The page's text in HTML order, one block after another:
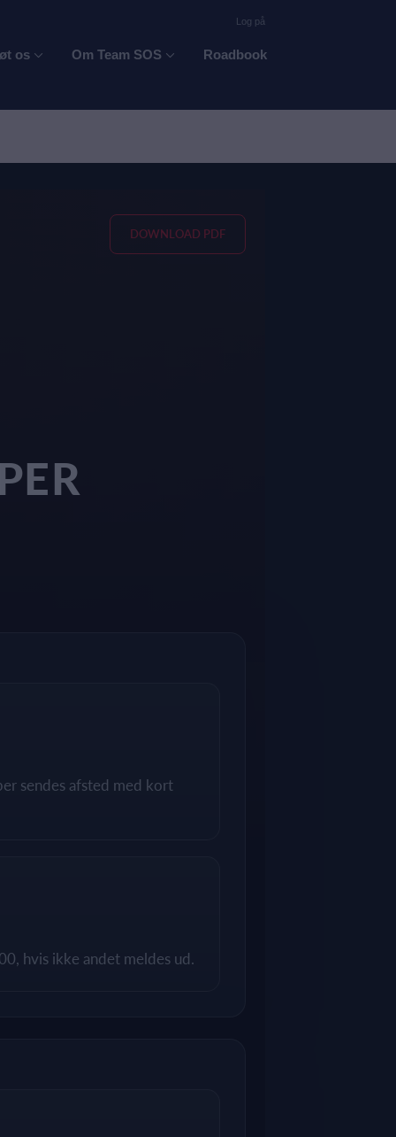
Log på
os Om Team SOS Roadbook
DOWNLOAD PDF
sendes afsted med kort
hvis ikke andet meldes ud.